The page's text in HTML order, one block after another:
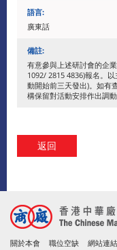
語言:
廣東話
備註:
有意參與上述研討會的企
1092/ 2815 4836)報名。
動開始前三天發出)。如有
構保留對活動安排作出調動
返回
關於本會 職位空缺 網站連結